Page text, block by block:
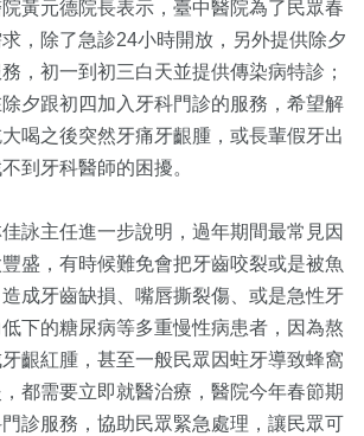
黃元德院長表示，臺中醫院為了民眾春
，除了急診24小時開放，另外提供除夕
，初一到初三白天並提供傳染病特診；
夕跟初四加入牙科門診的服務，希望解
喝之後突然牙痛牙齦腫，或長輩假牙出
到牙科醫師的困擾。
詠主任進一步說明，過年期間最常見因
盛，有時候難免會把牙齒咬裂或是被魚
成牙齒缺損、嘴唇撕裂傷、或是急性牙
下的糖尿病等多重慢性病患者，因為熬
齦紅腫，甚至一般民眾因蛀牙導致蜂窩
都需要立即就醫治療，醫院今年春節期
診服務，協助民眾緊急處理，讓民眾可